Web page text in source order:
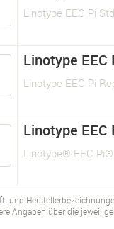
Linotype EEC Pi
Linotype EEC
Linotype EEC Pi
Linotype EEC
Linotype® EEC
und
Angaben über die